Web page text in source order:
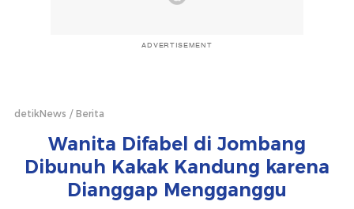
ADVERTISEMENT
detikNews Berita
Wanita Difabel di Jombang
Dibunuh Kakak Kandung karena
Dianggap Mengganggu